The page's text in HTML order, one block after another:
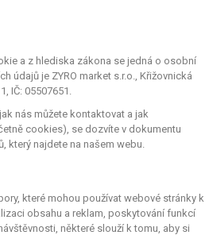
a z hlediska zákona se jedná o osobní
údajů je ZYRO market s.r.o., Křižovnická
IČ: 05507651.
nás můžete kontaktovat a jak
cookies), se dozvíte v dokumentu
který najdete na našem webu.
které mohou používat webové stránky k
obsahu a reklam, poskytování funkcí
některé slouží k tomu, aby si